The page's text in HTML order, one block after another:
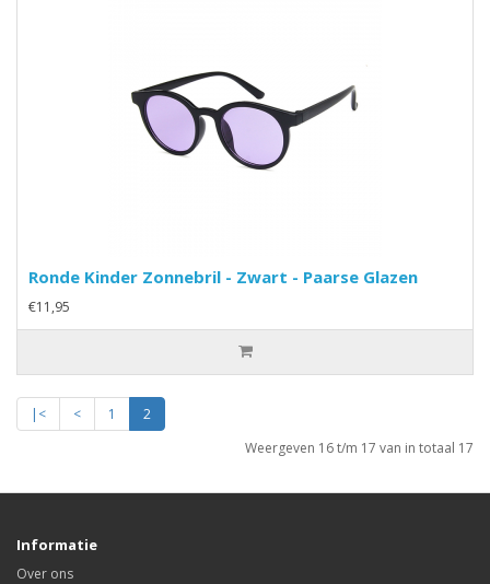
Ronde Kinder Zonnebril - Zwart - Paarse Glazen
€11,95
|< < 1
2
Weergeven 16 t/m 17 van in totaal 17
Informatie
Over ons